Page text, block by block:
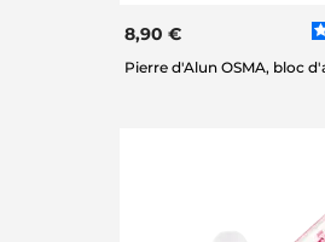
8,90 €
Pierre d'Alun OSMA, bloc